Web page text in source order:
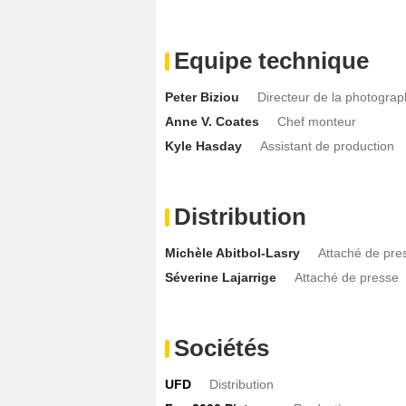
Equipe technique
Peter Biziou
Directeur de la
Anne V. Coates
Chef monteur
Kyle Hasday
Assistant de production
Distribution
Michèle Abitbol-Lasry
Attaché de
Séverine Lajarrige
Attaché de presse
Sociétés
UFD
Distribution